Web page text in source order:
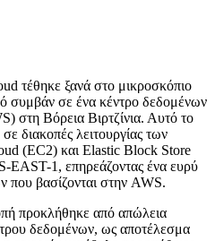
τέθηκε ξανά στο μικροσκόπιο
συμβάν σε ένα κέντρο δεδομένων
στη Βόρεια Βιρτζίνια. Αυτό το
διακοπές λειτουργίας των
(EC2) και Elastic Block Store
EAST-1, επηρεάζοντας ένα ευρύ
που βασίζονται στην AWS.
προκλήθηκε από απώλεια
δεδομένων, ως αποτέλεσμα